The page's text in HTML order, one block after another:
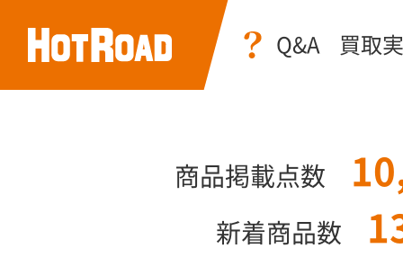
Q&A 買取
商品掲載点数
新着商品数